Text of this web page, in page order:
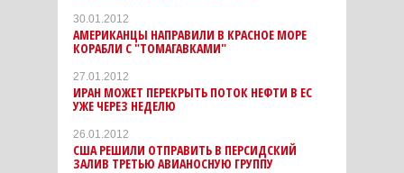
30.01.2012
АМЕРИКАНЦЫ НАПРАВИЛИ В КРАСНОЕ МОРЕ
КОРАБЛИ С "ТОМАГАВКАМИ"
27.01.2012
ИРАН МОЖЕТ ПЕРЕКРЫТЬ ПОТОК НЕФТИ В ЕС
УЖЕ ЧЕРЕЗ НЕДЕЛЮ
26.01.2012
США РЕШИЛИ ОТПРАВИТЬ В ПЕРСИДСКИЙ
ЗАЛИВ ТРЕТЬЮ АВИАНОСНУЮ ГРУППУ